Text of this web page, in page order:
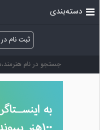
ثبت نام در 100 هنر
دسته‌بندی